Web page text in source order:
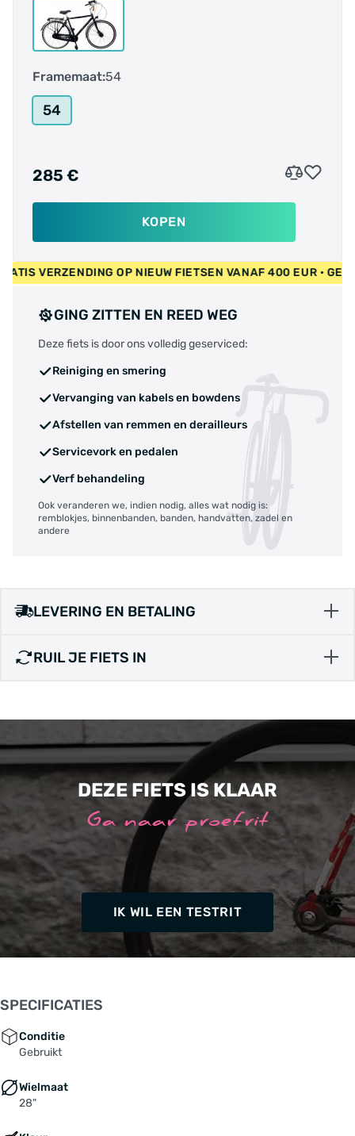
Framemaat:54
54
285 €
KOPEN
• GRATIS VERZENDING OP NIEUW FIETSEN VANAF 400 EUR
GING ZITTEN EN REED WEG
Deze fiets is door ons volledig geserviced:
Reiniging en smering
Vervanging van kabels en bowdens
Afstellen van remmen en derailleurs
Servicevork en pedalen
Verf behandeling
Ook veranderen we, indien nodig, alles wat nodig is:
remblokjes, binnenbanden, banden, handvatten, zadel en
andere
LEVERING EN BETALING
RUIL JE FIETS IN
DEZE FIETS IS KLAAR
Ga naar proefrit
IK WIL EEN TESTRIT
SPECIFICATIES
Conditie
Gebruikt
Wielmaat
28"